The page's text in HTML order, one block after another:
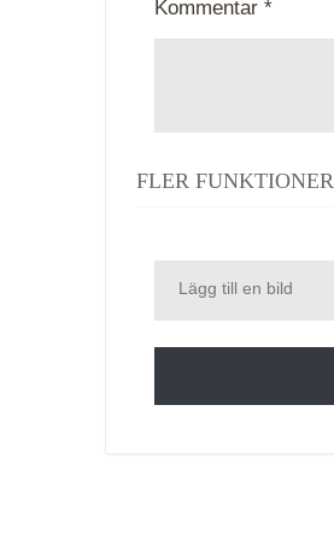
Kommentar *
FLER FUNKTIONER
Lägg till en bild